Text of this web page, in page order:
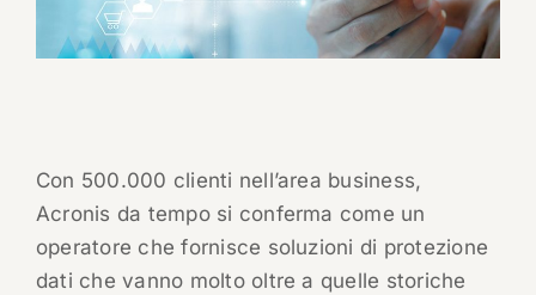
Con 500.000 clienti nell’area business,
Acronis da tempo si conferma come un
operatore che fornisce soluzioni di protezione
dati che vanno molto oltre a quelle storiche